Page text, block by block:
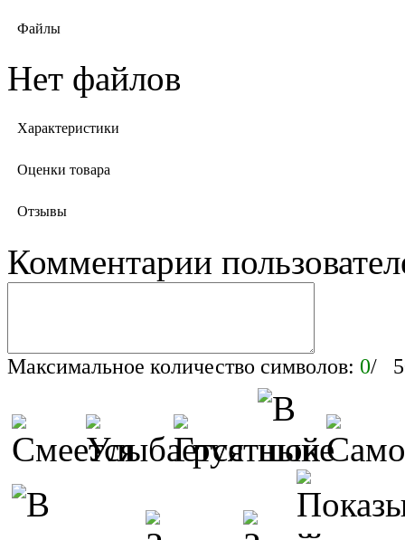
Файлы
Нет файлов
Характеристики
Оценки товара
Отзывы
Комментарии
Максимальное количество символов: 0/